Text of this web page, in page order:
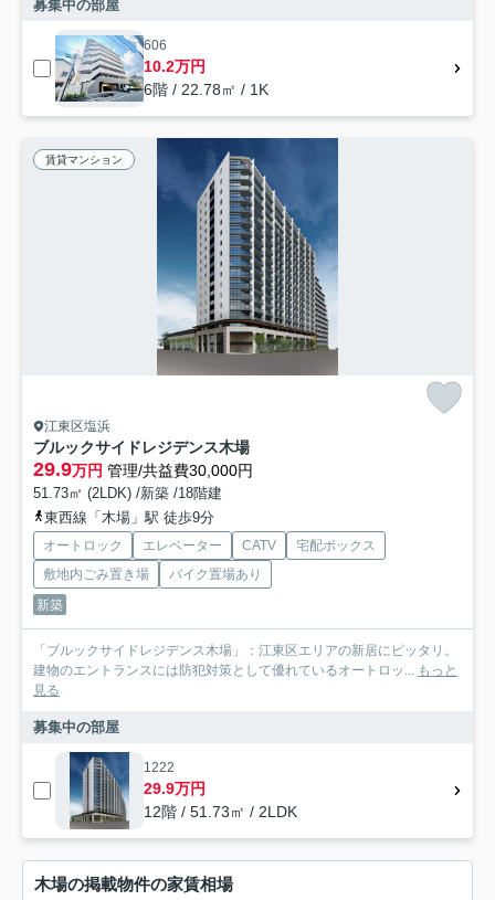
募集中の部屋
606
10.2万円
6階 / 22.78㎡ / 1K
賃貸マンション
江東区塩浜
ブルックサイドレジデンス木場
29.9万円 管理/共益費30,000円
51.73㎡ (2LDK) /新築 /18階建
東西線「木場」駅 徒歩9分
オートロック エレベーター CATV
宅配ボックス
敷地内ごみ置き場
バイク置場あり
新築
「ブルックサイドレジデンス木場」：江東区エリアの新居にピッタリ。
建物のエントランスには防犯対策として優れているオートロッ... もっと
見る
募集中の部屋
1222
29.9万円
12階 / 51.73㎡ / 2LDK
木場の掲載物件の家賃相場